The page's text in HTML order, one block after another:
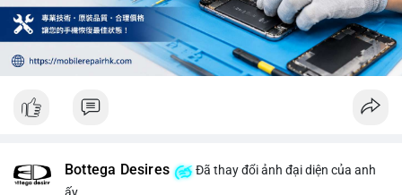
Bottega Desires
Đã thay đổi ảnh đại diện của anh